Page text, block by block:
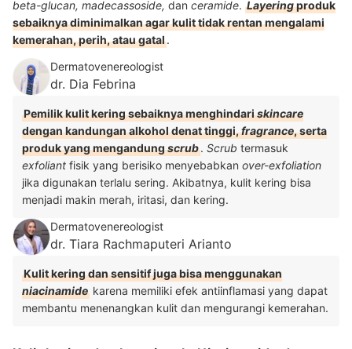
beta-glucan, madecassoside, dan ceramide. Layeringproduk
sebaiknya diminimalkan agar kulit tidak rentan mengalami
kemerahan, perih, atau gatal.
Dermatovenereologist
dr. Dia Febrina
Pemilik kulit kering sebaiknya menghindariskincare
dengan kandungan alkohol denat tinggi,fragrance, serta
produk yang mengandungscrub. Scrub termasuk
exfoliant fisik yang berisiko menyebabkan over-exfoliation
jika digunakan terlalu sering. Akibatnya, kulit kering bisa
menjadi makin merah, iritasi, dan kering.
Dermatovenereologist
dr. Tiara Rachmaputeri Arianto
Kulit kering dan sensitif juga bisa menggunakan
niacinamide karena memiliki efek antiinflamasi yang dapat
membantu menenangkan kulit dan mengurangi kemerahan.